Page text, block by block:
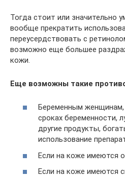
Тогда стоит или значительно
вообще прекратить
переусердствовать с
возможно еще большее
кожи.
Еще возможны такие
Беременным женщинам,
сроках беременности,
другие продукты,
использование
Если на коже имеются
Если на коже имеются